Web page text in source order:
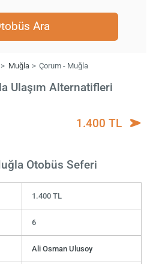
Ara
Muğla Çorum - Muğla
Ulaşım Alternatifleri
1.400 TL
Otobüs Seferi
1.400 TL
6
Ali Osman Ulusoy